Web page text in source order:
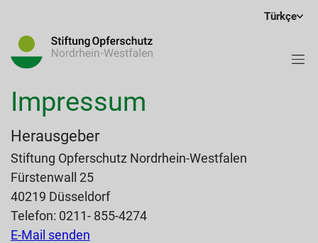
Türkçe
Impressum
Herausgeber
Stiftung Opferschutz Nordrhein-Westfalen
Fürstenwall 25
40219 Düsseldorf
Telefon: 0211- 855-4274
E-Mail senden